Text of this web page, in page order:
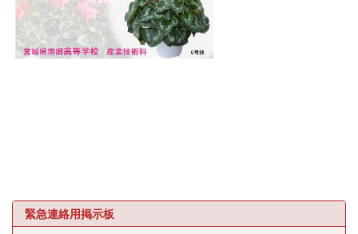
緊急連絡用掲示板